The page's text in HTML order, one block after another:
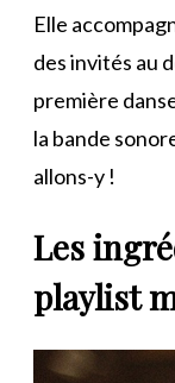
Elle
des invités au
première
la bande
allons-y !
Les
playlist